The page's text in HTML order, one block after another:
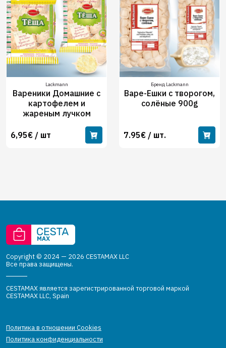
Lackmann
Вареники Домашние с
картофелем и
жареным лучком
6,95€ / шт
Бренд Lackmann
Варе-Ешки с творогом,
солёные 900g
7.95€ / шт.
Copyright © 2024 — 2026 CESTAMAX LLC
Все права защищены.
CESTAMAX является зарегистрированной торговой маркой
CESTAMAX LLC, Spain
Политика в отношении Cookies
Политика конфиденциальности